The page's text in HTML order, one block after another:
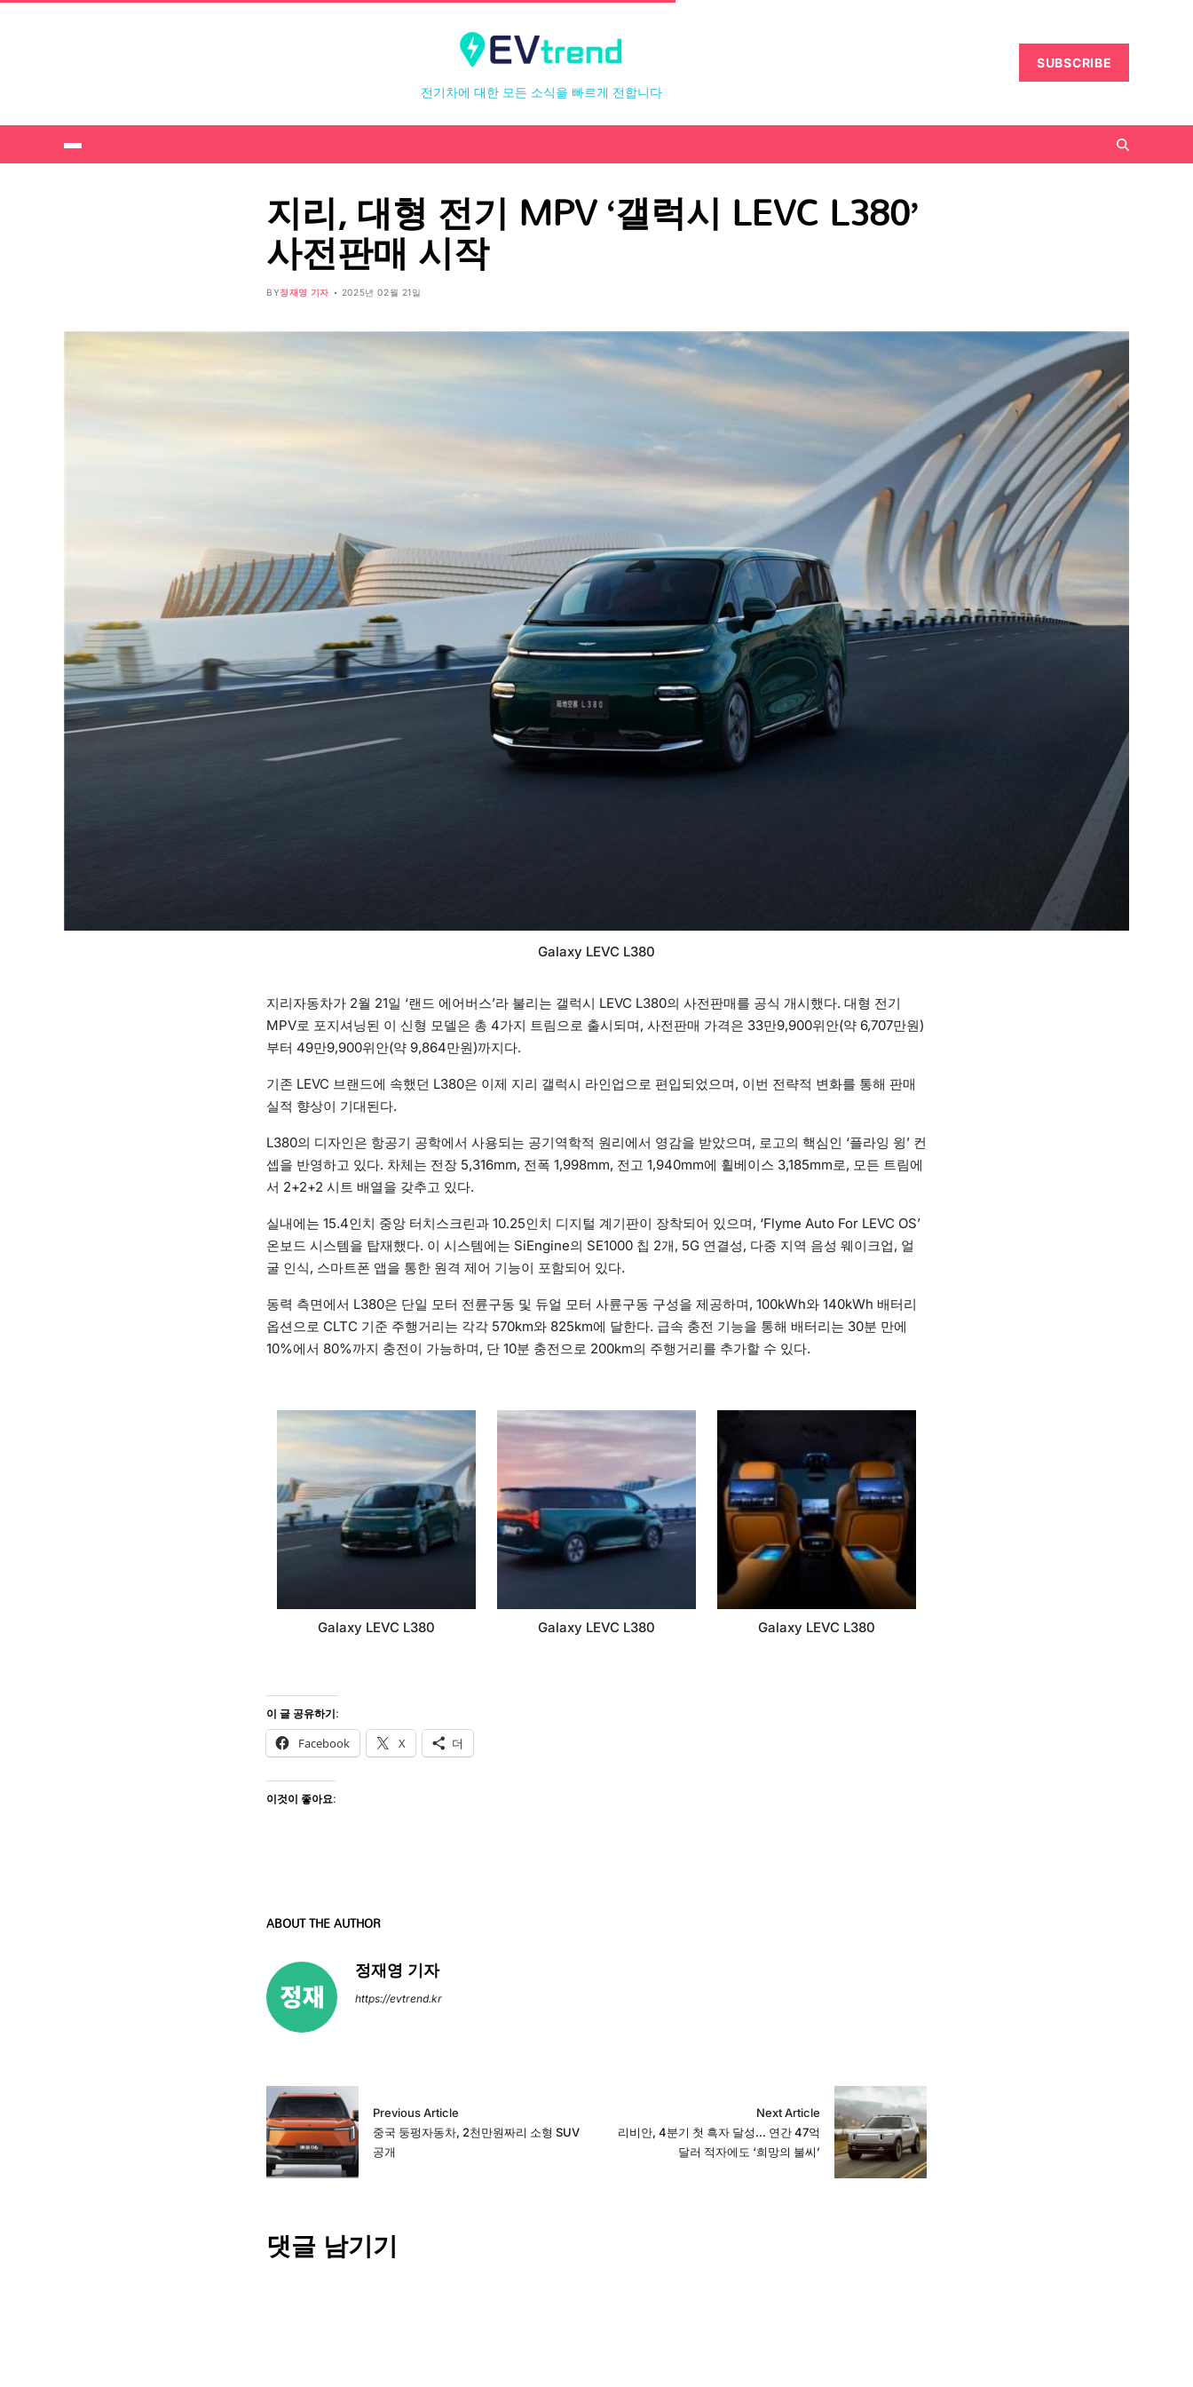
전기차에 대한 모든 소식을 빠르게 전합니다
SUBSCRIBE
지리, 대형 전기 MPV ‘갤럭시 LEVC L380’
사전판매 시작
BY정재영 기자 2025년 02월 21일
Galaxy LEVC L380
지리자동차가 2월 21일 ‘랜드 에어버스’라 불리는 갤럭시 LEVC L380의 사전판매를 공식 개시했다. 대형 전기
MPV로 포지셔닝된 이 신형 모델은 총 4가지 트림으로 출시되며, 사전판매 가격은 33만9,900위안(약 6,707만원)
부터 49만9,900위안(약 9,864만원)까지다.
기존 LEVC 브랜드에 속했던 L380은 이제 지리 갤럭시 라인업으로 편입되었으며, 이번 전략적 변화를 통해 판매
실적 향상이 기대된다.
L380의 디자인은 항공기 공학에서 사용되는 공기역학적 원리에서 영감을 받았으며, 로고의 핵심인 ‘플라잉 윙’ 컨
셉을 반영하고 있다. 차체는 전장 5,316mm, 전폭 1,998mm, 전고 1,940mm에 휠베이스 3,185mm로, 모든 트림에
서 2+2+2 시트 배열을 갖추고 있다.
실내에는 15.4인치 중앙 터치스크린과 10.25인치 디지털 계기판이 장착되어 있으며, ‘Flyme Auto For LEVC OS’
온보드 시스템을 탑재했다. 이 시스템에는 SiEngine의 SE1000 칩 2개, 5G 연결성, 다중 지역 음성 웨이크업, 얼
굴 인식, 스마트폰 앱을 통한 원격 제어 기능이 포함되어 있다.
동력 측면에서 L380은 단일 모터 전륜구동 및 듀얼 모터 사륜구동 구성을 제공하며, 100kWh와 140kWh 배터리
옵션으로 CLTC 기준 주행거리는 각각 570km와 825km에 달한다. 급속 충전 기능을 통해 배터리는 30분 만에
10%에서 80%까지 충전이 가능하며, 단 10분 충전으로 200km의 주행거리를 추가할 수 있다.
Galaxy LEVC L380 Galaxy LEVC L380 Galaxy LEVC L380
이 글 공유하기:
Facebook X 더
이것이 좋아요:
ABOUT THE AUTHOR
정재영 기자
https://evtrend.kr
Previous Article
중국 둥펑자동차, 2천만원짜리 소형 SUV
공개
Next Article
리비안, 4분기 첫 흑자 달성… 연간 47억
달러 적자에도 ‘희망의 불씨’
댓글 남기기